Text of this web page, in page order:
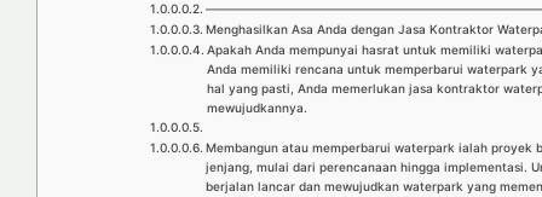
Menghasilkan Asa Anda dengan Jasa Kontraktor
Apakah Anda mempunyai hasrat untuk memiliki
Anda memiliki rencana untuk memperbarui waterpark
hal yang pasti, Anda memerlukan jasa kontraktor
mewujudkannya.
Membangun atau memperbarui waterpark ialah proyek
jenjang, mulai dari perencanaan hingga implementasi.
berjalan lancar dan mewujudkan waterpark yang